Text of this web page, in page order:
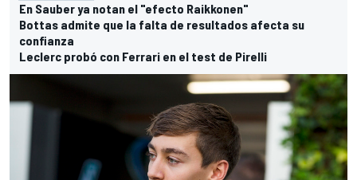
En Sauber ya notan el "efecto Raikkonen"
Bottas admite que la falta de resultados afecta su
confianza
Leclerc probó con Ferrari en el test de Pirelli